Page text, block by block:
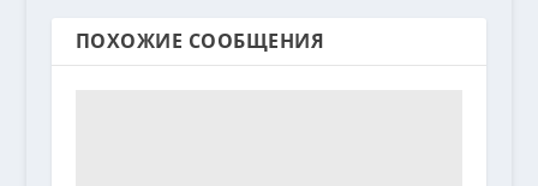
ПОХОЖИЕ СООБЩЕНИЯ